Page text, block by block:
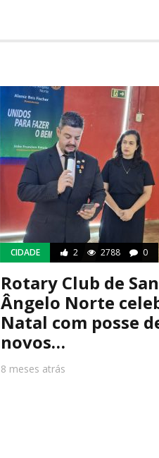
CIDADE 2 2788 0
Rotary Club de
Ângelo Norte
Natal com posse
novos…
8 meses atrás